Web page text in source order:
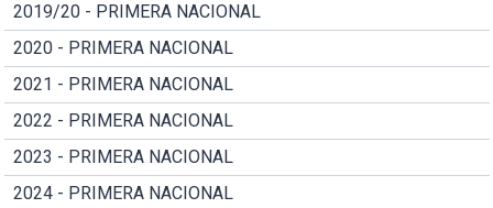
2019/20 - PRIMERA NACIONAL
2020 - PRIMERA NACIONAL
2021 - PRIMERA NACIONAL
2022 - PRIMERA NACIONAL
2023 - PRIMERA NACIONAL
2024 - PRIMERA NACIONAL